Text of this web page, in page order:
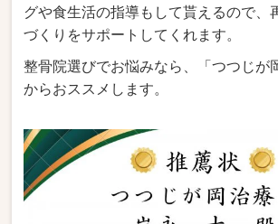
グや食生活の指導もして貰えるので、
づくりをサポートしてくれます。
整骨院選びでお悩みなら、「つつじが
からおススメします。